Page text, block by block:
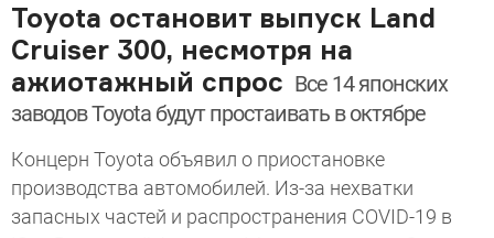
Toyota остановит выпуск Land
Cruiser 300, несмотря на
ажиотажный спрос Все 14 японских
заводов Toyota будут простаивать в октябре
Концерн Toyota объявил о приостановке
производства автомобилей. Из-за нехватки
запасных частей и распространения COVID-19 в